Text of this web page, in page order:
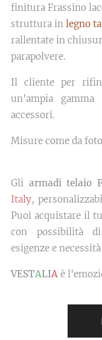
finitura Frassino
struttura in legno
rallentate in
parapolvere.
Il cliente per
un'ampia
accessori.
Misure come da
Gli armadi telaio
Italy,
Puoi acquistare il
con possibilità di
esigenze e
VESTALIA è